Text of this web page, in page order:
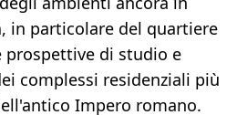
in particolare del quartiere
prospettive di studio e
complessi residenziali più
Impero romano.